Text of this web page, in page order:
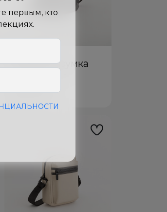
Мужская сумка
669лей
первым, кто